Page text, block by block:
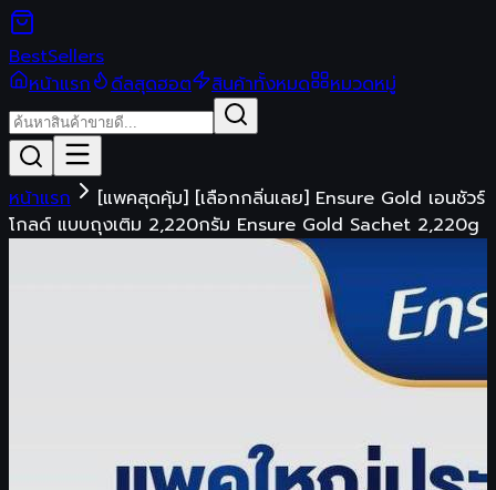
BestSellers
หน้าแรก
ดีลสุดฮอต สินค้าทั้งหมด หมวดหมู่
หน้าแรก
[แพคสุดคุ้ม] [เลือกกลิ่นเลย] Ensure Gold เอนชัวร์
โกลด์ แบบถุงเติม 2,220กรัม Ensure Gold Sachet 2,220g